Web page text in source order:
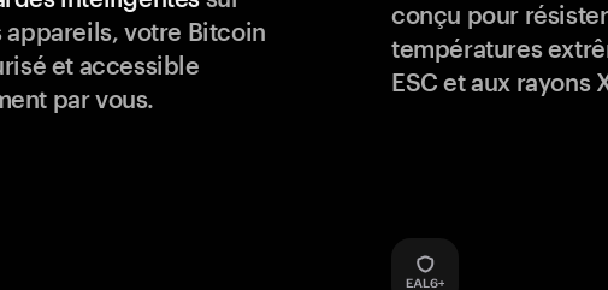
appareils, votre Bitcoin
et accessible
par vous.
conçu pour
températures
ESC et aux rayons